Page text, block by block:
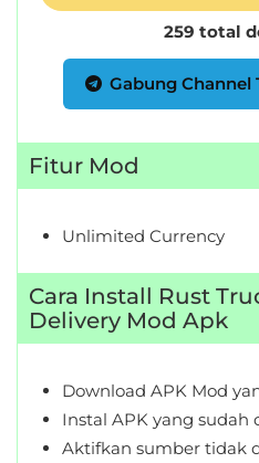
259 total
Gabung Channel
Fitur Mod
Unlimited Currency
Cara Install Rust
Delivery Mod Apk
Download APK Mod
Instal APK yang sudah
Aktifkan sumber tidak